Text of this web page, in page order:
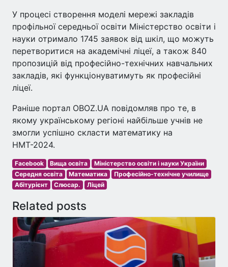
У процесі створення моделі мережі закладів
профільної середньої освіти Міністерство освіти і
науки отримало 1745 заявок від шкіл, що можуть
перетворитися на академічні ліцеї, а також 840
пропозицій від професійно-технічних навчальних
закладів, які функціонуватимуть як професійні
ліцеї.
Раніше портал OBOZ.UA повідомляв про те, в
якому українському регіоні найбільше учнів не
змогли успішно скласти математику на
НМТ-2024.
Facebook Вища освіта
Міністерство освіти і науки України
Середня освіта
Математика
Професійно-технічне училище
Абітурієнт
Слюсар. Ліцей
Related posts